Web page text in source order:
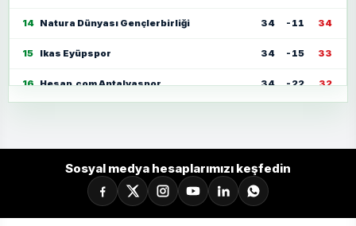
14 Natura Dünyası Gençlerbirliği 34 -11 34
15 Ikas Eyüpspor 34 -15 33
16 Hesap.com Antalyaspor 34 -22 32
Sosyal medya hesaplarımızı keşfedin